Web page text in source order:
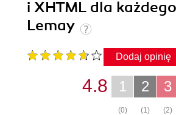
i XHTML dla
Lemay
Dodaj opinię
3
(2)
2
(1)
1
(0)
4.8